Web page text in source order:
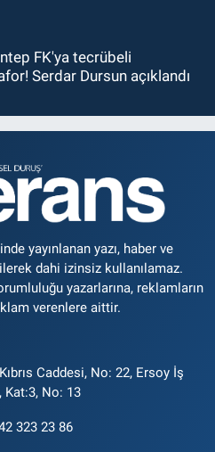
FK'ya tecrübeli
Serdar Dursun açıklandı
yayınlanan yazı, haber ve
dahi izinsiz kullanılamaz.
yazarlarına, reklamların
verenlere aittir.
Caddesi, No: 22, Ersoy İş
Kat:3, No: 13
323 23 86